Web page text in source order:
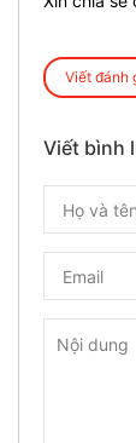
Viết đánh
Viết bình